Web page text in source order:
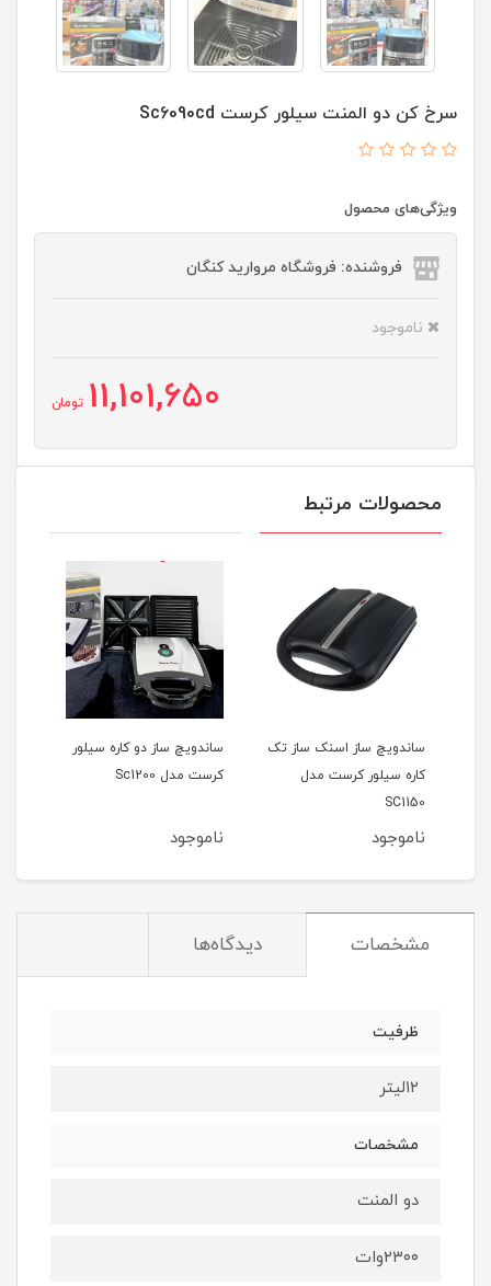
سرخ کن دو المنت سیلور کرست Sc6090cd
ویژگی‌های محصول
فروشنده: فروشگاه مروارید کنگان
ناموجود
11,101,650 تومان
محصولات مرتبط
ساندویچ ساز اسنک ساز تک
کاره سیلور کرست مدل
SC1150
ناموجود
ساندویچ ساز دو کاره سیلور
کرست مدل Sc1200
ناموجود
مشخصات دیدگاه‌ها
ظرفیت
۱۲لیتر
مشخصات
دو المنت
۲۳۰۰‌وات